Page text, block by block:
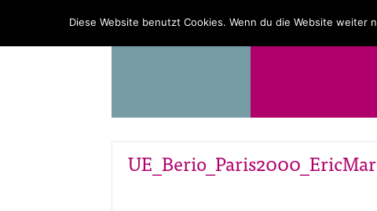
PROGRAMM ÜBER UNS
Diese Website benutzt Cookies. Wenn du die Website weiter